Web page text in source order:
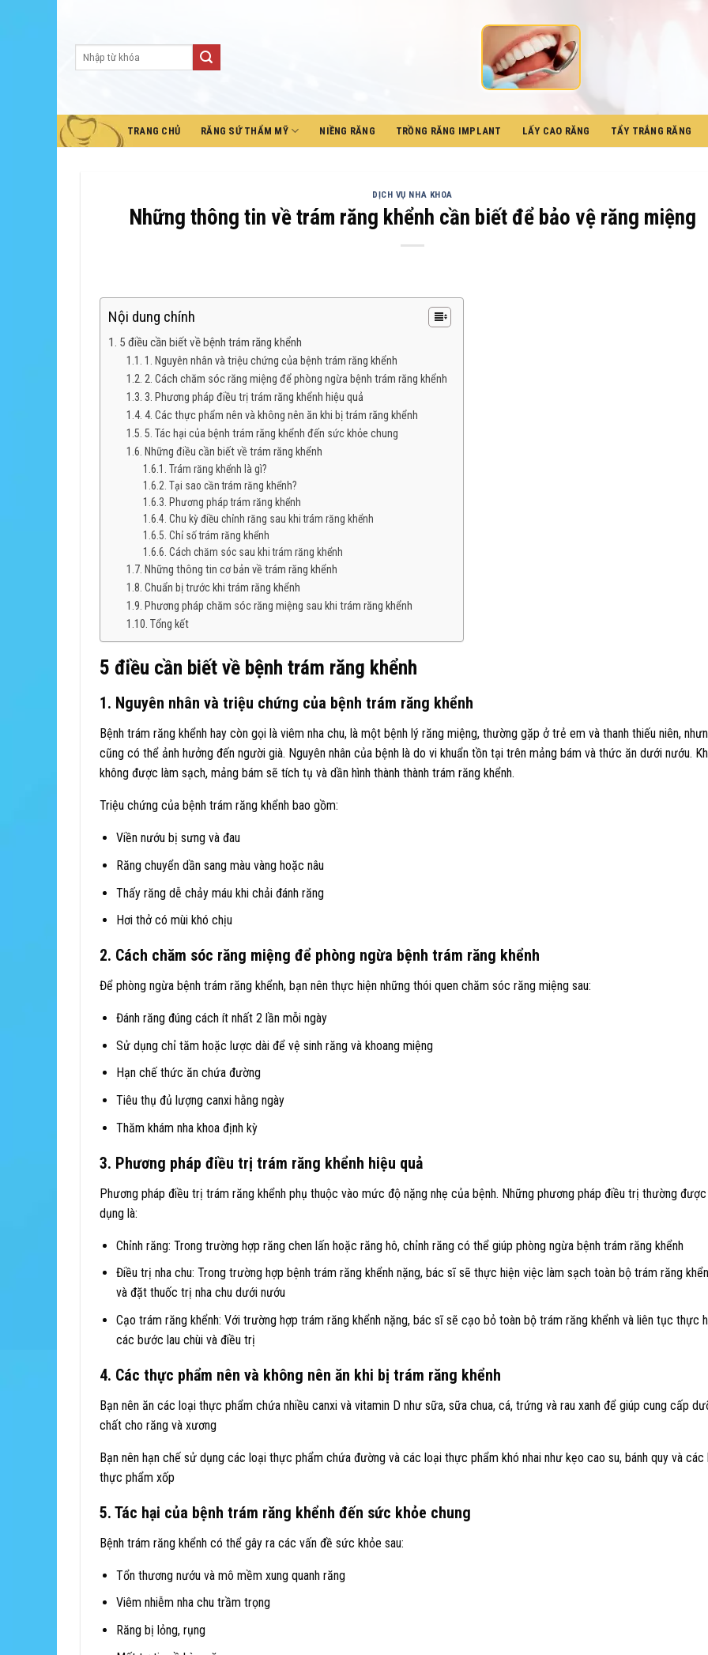
content
TRANG CHỦ RĂNG SỨ THẨM MỸ NIỀNG RĂNG TRỒNG RĂNG IMPLANT LẤY CAO RĂNG TẨY TRẮNG RĂNG
DỊCH VỤ NHA KHOA
Những thông tin về trám răng khểnh cần biết để bảo vệ răng miệng
Nội dung chính
5 điều cần biết về bệnh trám răng khểnh
1. Nguyên nhân và triệu chứng của bệnh trám răng khểnh
2. Cách chăm sóc răng miệng để phòng ngừa bệnh trám răng khểnh
3. Phương pháp điều trị trám răng khểnh hiệu quả
4. Các thực phẩm nên và không nên ăn khi bị trám răng khểnh
5. Tác hại của bệnh trám răng khểnh đến sức khỏe chung
Những điều cần biết về trám răng khểnh
Trám răng khểnh là gì?
Tại sao cần trám răng khểnh?
Phương pháp trám răng khểnh
Chu kỳ điều chỉnh răng sau khi trám răng khểnh
Chỉ số trám răng khểnh
Cách chăm sóc sau khi trám răng khểnh
Những thông tin cơ bản về trám răng khểnh
Chuẩn bị trước khi trám răng khểnh
Phương pháp chăm sóc răng miệng sau khi trám răng khểnh
Tổng kết
5 điều cần biết về bệnh trám răng khểnh
1. Nguyên nhân và triệu chứng của bệnh trám răng khểnh
Bệnh trám răng khểnh hay còn gọi là viêm nha chu, là một bệnh lý răng miệng, thường gặp ở trẻ em và thanh thiếu niên,
cũng có thể ảnh hưởng đến người già. Nguyên nhân của bệnh là do vi khuẩn tồn tại trên mảng bám và thức ăn dưới nướu.
không được làm sạch, mảng bám sẽ tích tụ và dần hình thành thành trám răng khểnh.
Triệu chứng của bệnh trám răng khểnh bao gồm:
Viền nướu bị sưng và đau
Răng chuyển dần sang màu vàng hoặc nâu
Thấy răng dễ chảy máu khi chải đánh răng
Hơi thở có mùi khó chịu
2. Cách chăm sóc răng miệng để phòng ngừa bệnh trám răng khểnh
Để phòng ngừa bệnh trám răng khểnh, bạn nên thực hiện những thói quen chăm sóc răng miệng sau:
Đánh răng đúng cách ít nhất 2 lần mỗi ngày
Sử dụng chỉ tăm hoặc lược dài để vệ sinh răng và khoang miệng
Hạn chế thức ăn chứa đường
Tiêu thụ đủ lượng canxi hằng ngày
Thăm khám nha khoa định kỳ
3. Phương pháp điều trị trám răng khểnh hiệu quả
Phương pháp điều trị trám răng khểnh phụ thuộc vào mức độ nặng nhẹ của bệnh. Những phương pháp điều trị thường
dụng là:
Chỉnh răng: Trong trường hợp răng chen lấn hoặc răng hô, chỉnh răng có thể giúp phòng ngừa bệnh trám răng khểnh
Điều trị nha chu: Trong trường hợp bệnh trám răng khểnh nặng, bác sĩ sẽ thực hiện việc làm sạch toàn bộ trám răng
và đặt thuốc trị nha chu dưới nướu
Cạo trám răng khểnh: Với trường hợp trám răng khểnh nặng, bác sĩ sẽ cạo bỏ toàn bộ trám răng khểnh và liên tục thực
các bước lau chùi và điều trị
4. Các thực phẩm nên và không nên ăn khi bị trám răng khểnh
Bạn nên ăn các loại thực phẩm chứa nhiều canxi và vitamin D như sữa, sữa chua, cá, trứng và rau xanh để giúp cung cấp
chất cho răng và xương
Bạn nên hạn chế sử dụng các loại thực phẩm chứa đường và các loại thực phẩm khó nhai như kẹo cao su, bánh quy và các
thực phẩm xốp
5. Tác hại của bệnh trám răng khểnh đến sức khỏe chung
Bệnh trám răng khểnh có thể gây ra các vấn đề sức khỏe sau:
Tổn thương nướu và mô mềm xung quanh răng
Viêm nhiễm nha chu trầm trọng
Răng bị lỏng, rụng